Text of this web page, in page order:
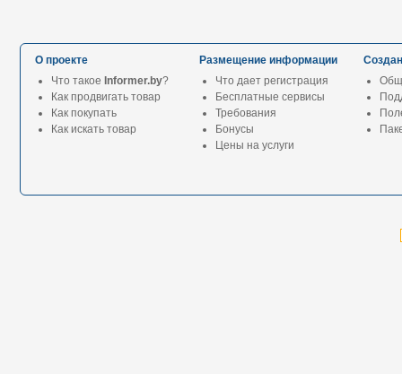
О проекте
Что такое Informer.by?
Как продвигать товар
Как покупать
Как искать товар
Размещение информации
Что дает регистрация
Бесплатные сервисы
Требования
Бонусы
Цены на услуги